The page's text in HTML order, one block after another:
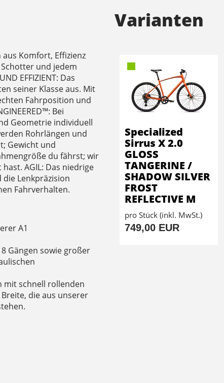
Komfort, Effizienz
und jedem
EFFIZIENT: Das
seiner Klasse aus. Mit
Fahrposition und
Bei
Geometrie individuell
Rohrlängen und
Gewicht und
du fährst; wir
AGIL: Das niedrige
Lenkpräzision
Fahrverhalten.
A1
Gängen sowie großer
mit schnell rollenden
die aus unserer
Varianten
Specialized
Sirrus X 2.0
GLOSS
TANGERINE /
SHADOW SILVER
FROST
REFLECTIVE M
pro Stück (inkl. MwSt.)
749,00 EUR